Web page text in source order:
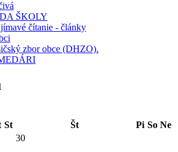
ŠKOLY
čítanie - články
zbor obce (DHZO).
St Št Pi So Ne
30